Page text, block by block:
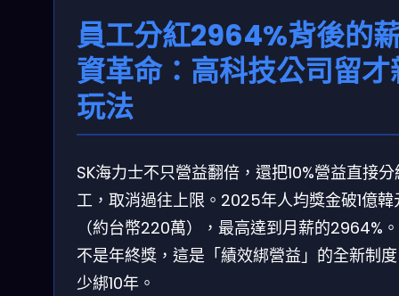
員工分紅2964%背後的
資革命：高科技公司留才
玩法
SK海力士不只營益翻倍，還把10%營益直接
工，取消過往上限。2025年人均獎金破1億韓
（約台幣220萬），最高達到月薪的2964%
不是年終獎，這是「績效綁營益」的全新制
少綁10年。